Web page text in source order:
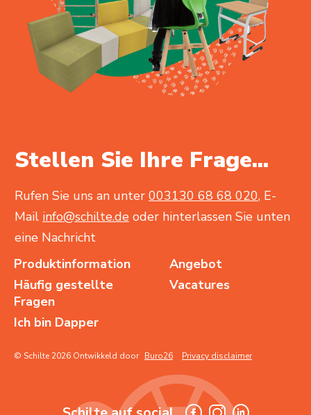
Stellen Sie Ihre Frage...
Rufen Sie uns an unter 003130 68 68 020, E-
Mail info@schilte.de oder hinterlassen Sie unten
eine Nachricht
Produktinformation
Angebot
Häufig gestellte
Fragen
Vacatures
Ich bin Dapper
© Schilte 2026 Ontwikkeld door Buro26 Privacy disclaimer